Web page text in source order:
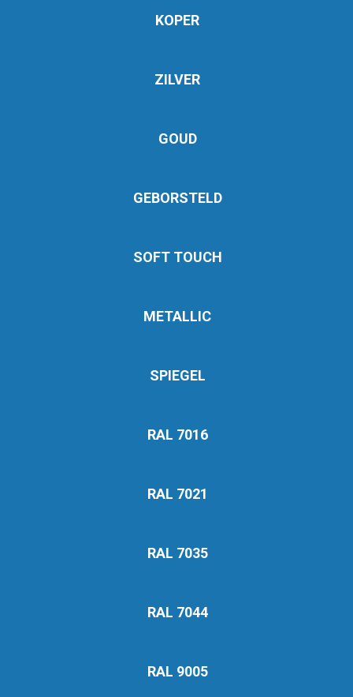
KOPER
ZILVER
GOUD
GEBORSTELD
SOFT TOUCH
METALLIC
SPIEGEL
RAL 7016
RAL 7021
RAL 7035
RAL 7044
RAL 9005